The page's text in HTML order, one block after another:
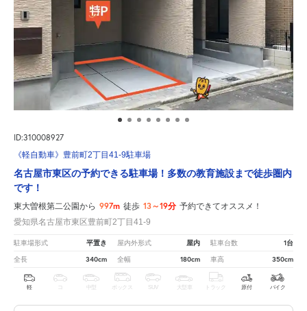
ID:310008927
《軽自動車》豊前町2丁目41-9駐車場
名古屋市東区の予約できる駐車場！多数の教育施設まで徒歩圏内
です！
東大曽根第二公園から 997m 徒歩 13～19分 予約できてオススメ！
愛知県名古屋市東区豊前町2丁目41-9
駐車場形式 平置き 屋内外形式 屋内 駐車台数 1台
全長 340cm 全幅 180cm 車高 350cm
軽 中型 ボックス SUV 大型車 トラック 原付 バイク